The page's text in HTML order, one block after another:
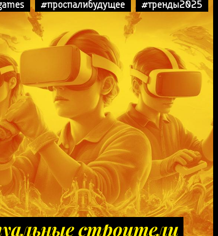
#проспалибудущее #тренды2025
строители